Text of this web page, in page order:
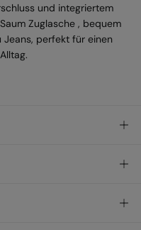
und integriertem
Zuglasche , bequem
Jeans, perfekt für einen